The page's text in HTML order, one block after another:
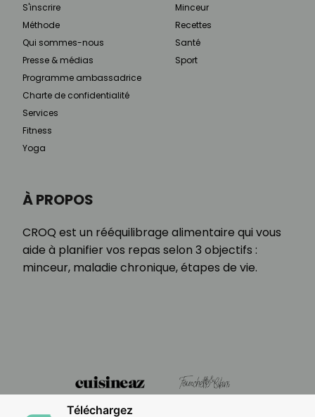
À PROPOS
CROQ est un rééquilibrage alimentaire qui vous
aide à planifier vos repas selon 3 objectifs :
minceur, maladie chronique, étapes de vie.
S'inscrire
Méthode
Qui sommes-nous
Presse & médias
Programme ambassadrice
Charte de confidentialité
Services
Fitness
Yoga
Minceur
Recettes
Santé
Sport
Téléchargez